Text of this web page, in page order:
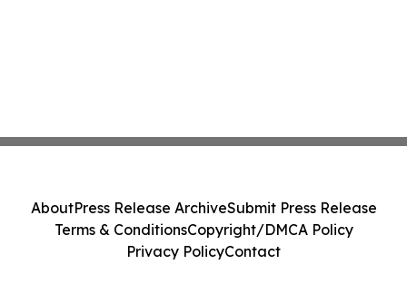
AboutPress Release ArchiveSubmit Press Release
Terms & ConditionsCopyright/DMCA Policy
Privacy PolicyContact